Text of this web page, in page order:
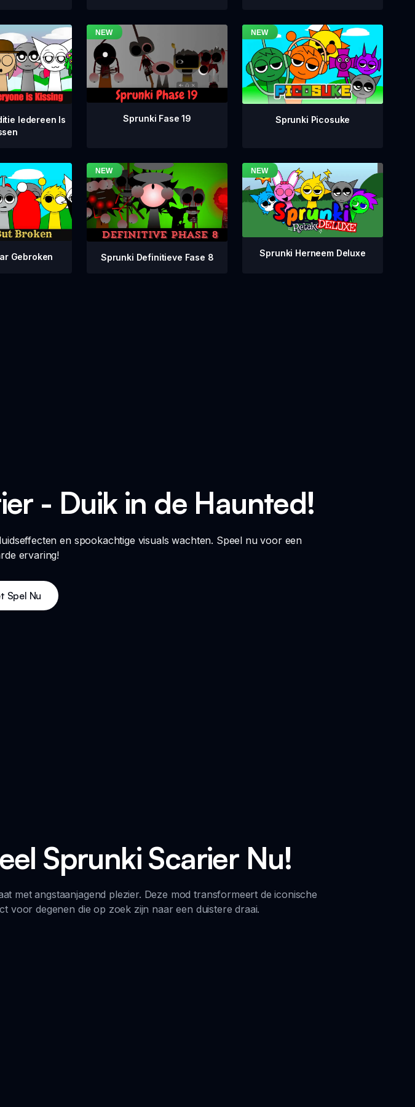
Iedereen Is
Sprunki Fase 19 Sprunki Picosuke
Gebroken Sprunki Definitieve Fase 8 Sprunki Herneem Deluxe
- Duik in de Haunted!
en spookachtige visuals wachten. Speel nu voor een
ervaring!
Spel Nu
Sprunki Scarier Nu!
met angstaanjagend plezier. Deze mod transformeert de iconische
voor degenen die op zoek zijn naar een duistere draai.